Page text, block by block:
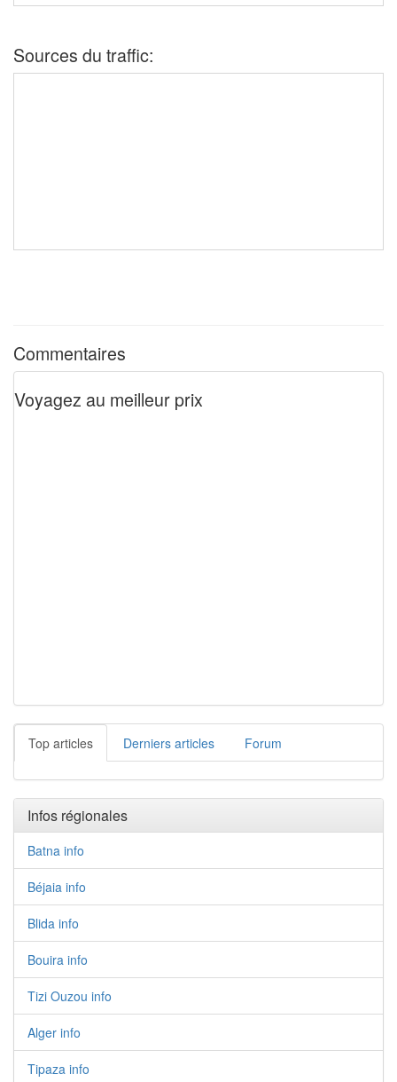
Sources du traffic:
Commentaires
Voyagez au meilleur prix
Top articles Derniers articles Forum
Infos régionales
Batna info
Béjaia info
Blida info
Bouira info
Tizi Ouzou info
Alger info
Tipaza info